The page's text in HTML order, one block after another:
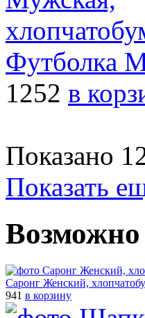
Футболка
1252 в
Показано
Показать
Возможно
Саронг Женский,
941 в корзину